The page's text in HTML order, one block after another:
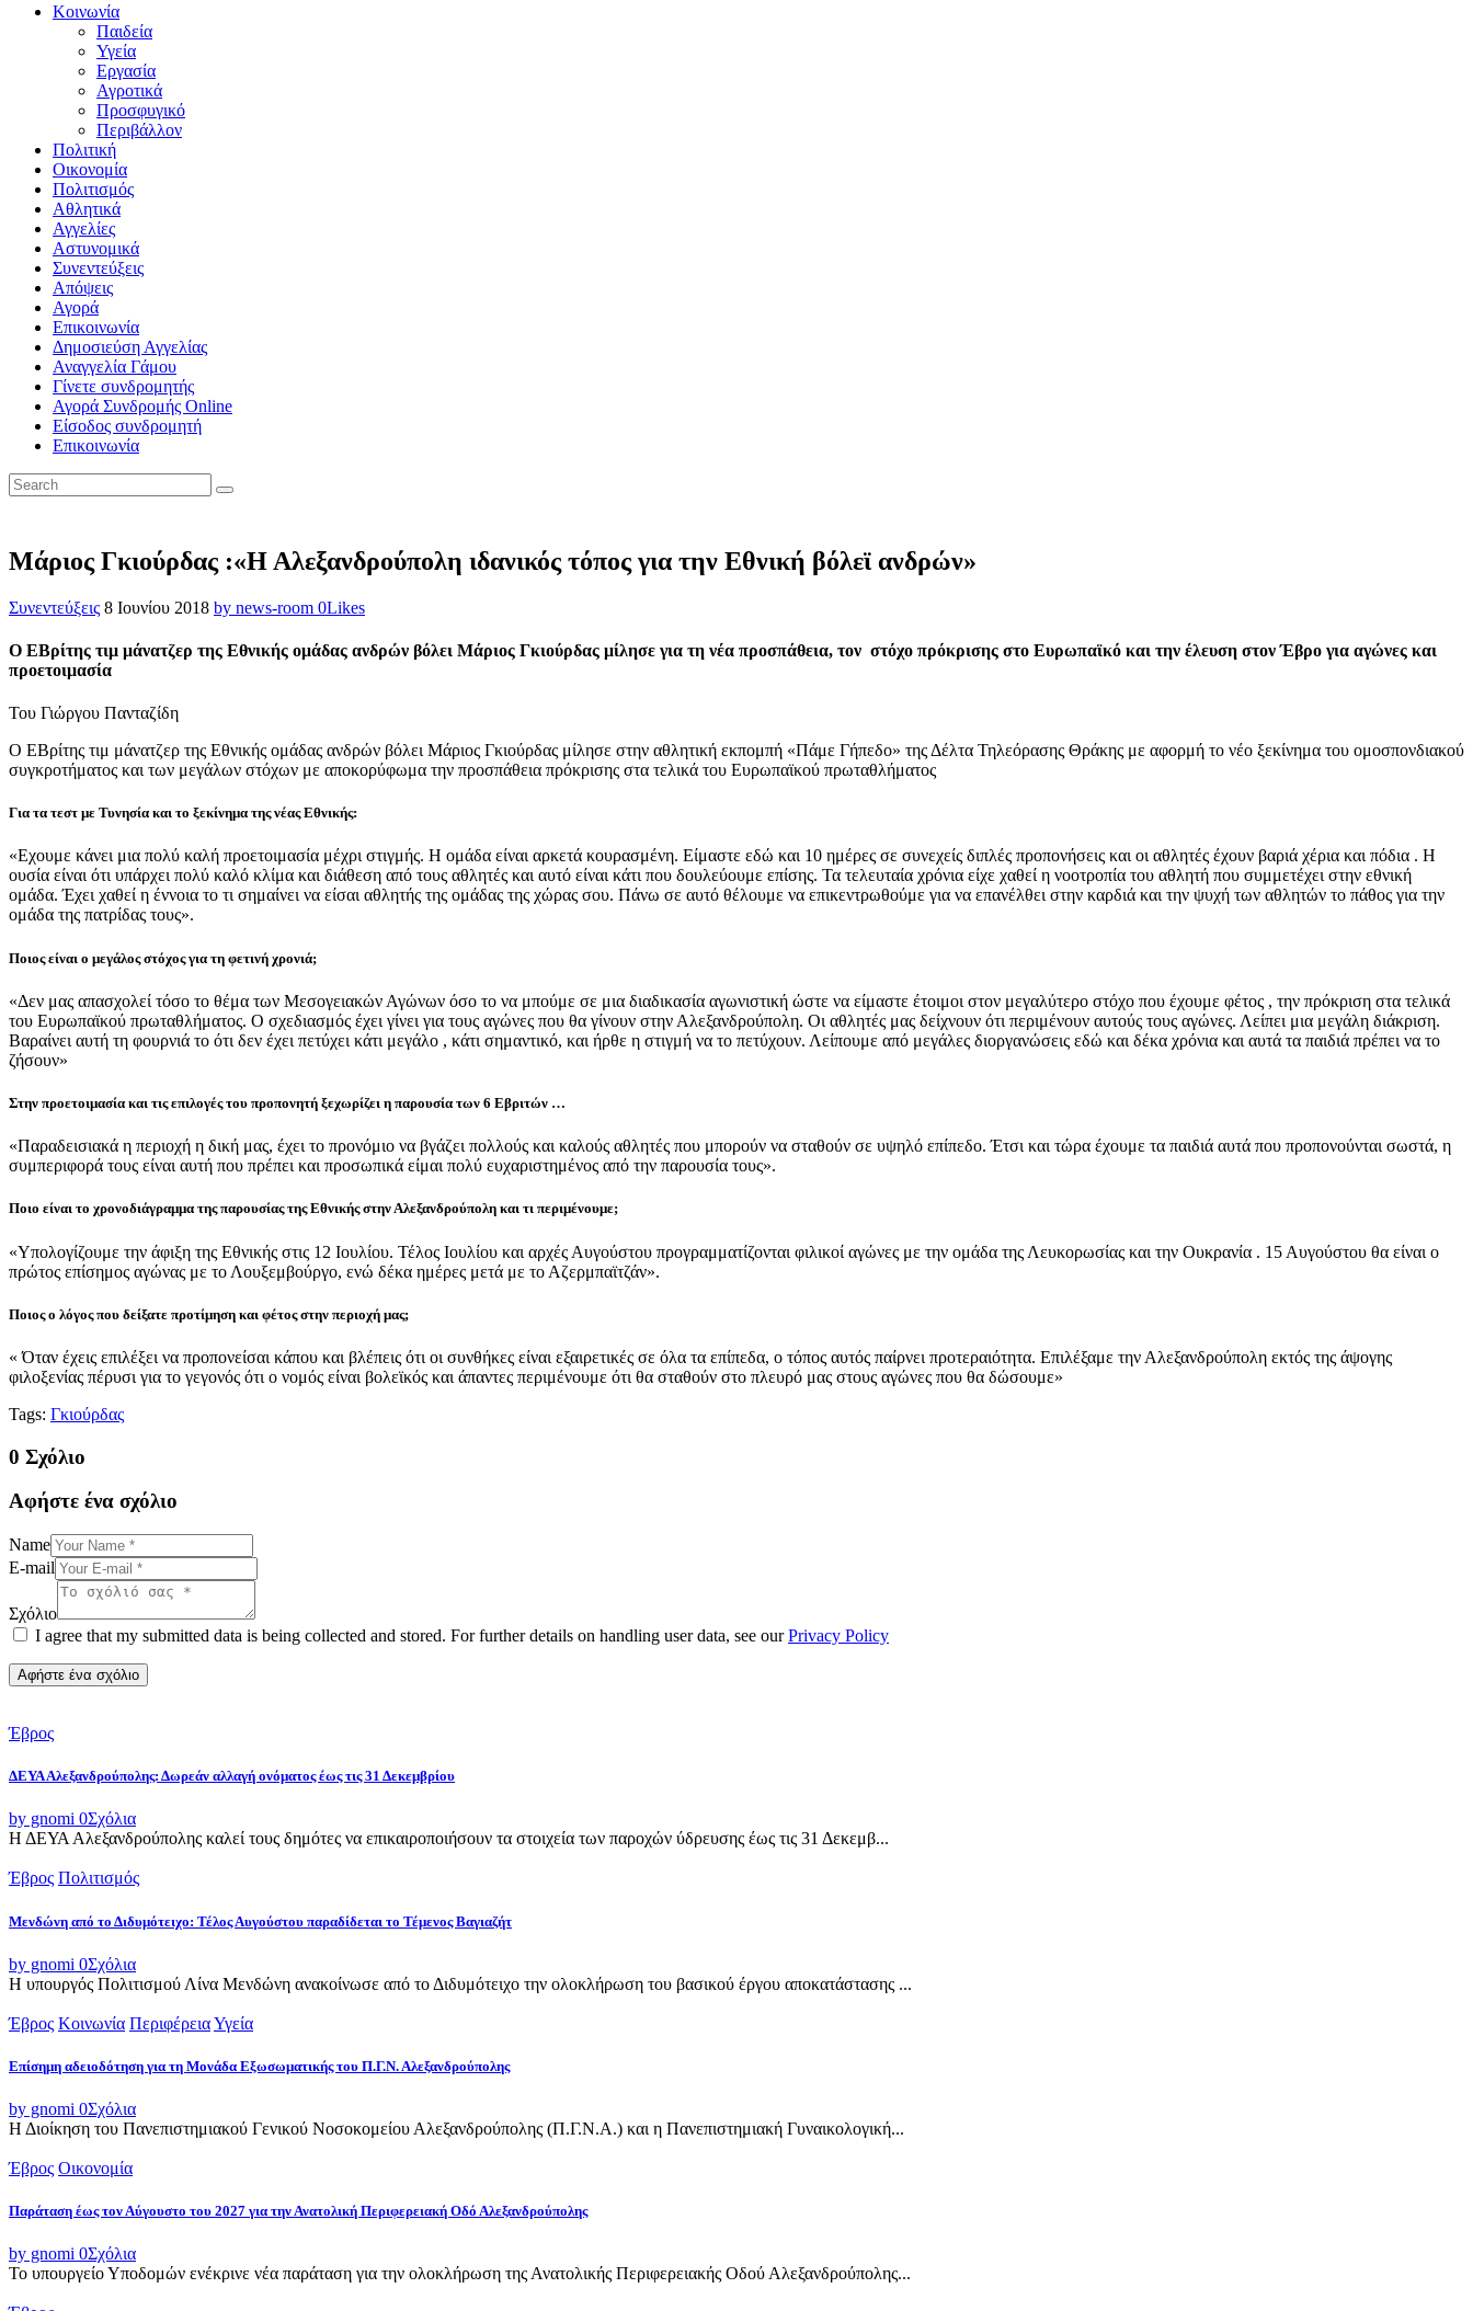
Κοινωνία
Παιδεία
Υγεία
Εργασία
Αγροτικά
Προσφυγικό
Περιβάλλον
Πολιτική
Οικονομία
Πολιτισμός
Αθλητικά
Αγγελίες
Αστυνομικά
Συνεντεύξεις
Απόψεις
Αγορά
Επικοινωνία
Δημοσιεύση Αγγελίας
Αναγγελία Γάμου
Γίνετε συνδρομητής
Αγορά Συνδρομής Online
Είσοδος συνδρομητή
Επικοινωνία
Μάριος Γκιούρδας :«Η Αλεξανδρούπολη ιδανικός τόπος για την Εθνική βόλεϊ ανδρών»
Συνεντεύξεις 8 Ιουνίου 2018 by news-room 0Likes
Ο ΕΒρίτης τιμ μάνατζερ της Εθνικής ομάδας ανδρών βόλει Μάριος Γκιούρδας μίλησε για τη νέα προσπάθεια, τον στόχο πρόκρισης στο Ευρωπαϊκό και την έλευση στον Έβρο για αγώνες και
προετοιμασία
Του Γιώργου Πανταζίδη
Ο ΕΒρίτης τιμ μάνατζερ της Εθνικής ομάδας ανδρών βόλει Μάριος Γκιούρδας μίλησε στην αθλητική εκπομπή «Πάμε Γήπεδο» της Δέλτα Τηλεόρασης Θράκης με αφορμή το νέο ξεκίνημα του ομοσπονδιακού
συγκροτήματος και των μεγάλων στόχων με αποκορύφωμα την προσπάθεια πρόκρισης στα τελικά του Ευρωπαϊκού πρωταθλήματος
Για τα τεστ με Τυνησία και το ξεκίνημα της νέας Εθνικής:
«Εχουμε κάνει μια πολύ καλή προετοιμασία μέχρι στιγμής. Η ομάδα είναι αρκετά κουρασμένη. Είμαστε εδώ και 10 ημέρες σε συνεχείς διπλές προπονήσεις και οι αθλητές έχουν βαριά χέρια και πόδια . Η
ουσία είναι ότι υπάρχει πολύ καλό κλίμα και διάθεση από τους αθλητές και αυτό είναι κάτι που δουλεύουμε επίσης. Τα τελευταία χρόνια είχε χαθεί η νοοτροπία του αθλητή που συμμετέχει στην εθνική
ομάδα. Έχει χαθεί η έννοια το τι σημαίνει να είσαι αθλητής της ομάδας της χώρας σου. Πάνω σε αυτό θέλουμε να επικεντρωθούμε για να επανέλθει στην καρδιά και την ψυχή των αθλητών το πάθος για την
ομάδα της πατρίδας τους».
Ποιος είναι ο μεγάλος στόχος για τη φετινή χρονιά;
«Δεν μας απασχολεί τόσο το θέμα των Μεσογειακών Αγώνων όσο το να μπούμε σε μια διαδικασία αγωνιστική ώστε να είμαστε έτοιμοι στον μεγαλύτερο στόχο που έχουμε φέτος , την πρόκριση στα τελικά
του Ευρωπαϊκού πρωταθλήματος. Ο σχεδιασμός έχει γίνει για τους αγώνες που θα γίνουν στην Αλεξανδρούπολη. Οι αθλητές μας δείχνουν ότι περιμένουν αυτούς τους αγώνες. Λείπει μια μεγάλη διάκριση.
Βαραίνει αυτή τη φουρνιά το ότι δεν έχει πετύχει κάτι μεγάλο , κάτι σημαντικό, και ήρθε η στιγμή να το πετύχουν. Λείπουμε από μεγάλες διοργανώσεις εδώ και δέκα χρόνια και αυτά τα παιδιά πρέπει να το
ζήσουν»
Στην προετοιμασία και τις επιλογές του προπονητή ξεχωρίζει η παρουσία των 6 Εβριτών …
«Παραδεισιακά η περιοχή η δική μας, έχει το προνόμιο να βγάζει πολλούς και καλούς αθλητές που μπορούν να σταθούν σε υψηλό επίπεδο. Έτσι και τώρα έχουμε τα παιδιά αυτά που προπονούνται σωστά, η
συμπεριφορά τους είναι αυτή που πρέπει και προσωπικά είμαι πολύ ευχαριστημένος από την παρουσία τους».
Ποιο είναι το χρονοδιάγραμμα της παρουσίας της Εθνικής στην Αλεξανδρούπολη και τι περιμένουμε;
«Υπολογίζουμε την άφιξη της Εθνικής στις 12 Ιουλίου. Τέλος Ιουλίου και αρχές Αυγούστου προγραμματίζονται φιλικοί αγώνες με την ομάδα της Λευκορωσίας και την Ουκρανία . 15 Αυγούστου θα είναι ο
πρώτος επίσημος αγώνας με το Λουξεμβούργο, ενώ δέκα ημέρες μετά με το Αζερμπαϊτζάν».
Ποιος ο λόγος που δείξατε προτίμηση και φέτος στην περιοχή μας;
« Όταν έχεις επιλέξει να προπονείσαι κάπου και βλέπεις ότι οι συνθήκες είναι εξαιρετικές σε όλα τα επίπεδα, ο τόπος αυτός παίρνει προτεραιότητα. Επιλέξαμε την Αλεξανδρούπολη εκτός της άψογης
φιλοξενίας πέρυσι για το γεγονός ότι ο νομός είναι βολεϊκός και άπαντες περιμένουμε ότι θα σταθούν στο πλευρό μας στους αγώνες που θα δώσουμε»
Tags: Γκιούρδας
0 Σχόλιο
Αφήστε ένα σχόλιο
Name
E-mail
Σχόλιο
I agree that my submitted data is being collected and stored. For further details on handling user data, see ourPrivacy Policy
Έβρος
ΔΕΥΑ Αλεξανδρούπολης: Δωρεάν αλλαγή ονόματος έως τις 31 Δεκεμβρίου
by gnomi 0Σχόλια
Η ΔΕΥΑ Αλεξανδρούπολης καλεί τους δημότες να επικαιροποιήσουν τα στοιχεία των παροχών ύδρευσης έως τις 31 Δεκεμβ...
Έβρος Πολιτισμός
Μενδώνη από το Διδυμότειχο: Τέλος Αυγούστου παραδίδεται το Τέμενος Βαγιαζήτ
by gnomi 0Σχόλια
Η υπουργός Πολιτισμού Λίνα Μενδώνη ανακοίνωσε από το Διδυμότειχο την ολοκλήρωση του βασικού έργου αποκατάστασης ...
Έβρος Κοινωνία ΠεριφέρειαΥγεία
Επίσημη αδειοδότηση για τη Μονάδα Εξωσωματικής του Π.Γ.Ν. Αλεξανδρούπολης
by gnomi 0Σχόλια
Η Διοίκηση του Πανεπιστημιακού Γενικού Νοσοκομείου Αλεξανδρούπολης (Π.Γ.Ν.Α.) και η Πανεπιστημιακή Γυναικολογική...
Έβρος Οικονομία
Παράταση έως τον Αύγουστο του 2027 για την Ανατολική Περιφερειακή Οδό Αλεξανδρούπολης
by gnomi 0Σχόλια
Το υπουργείο Υποδομών ενέκρινε νέα παράταση για την ολοκλήρωση της Ανατολικής Περιφερειακής Οδού Αλεξανδρούπολης...